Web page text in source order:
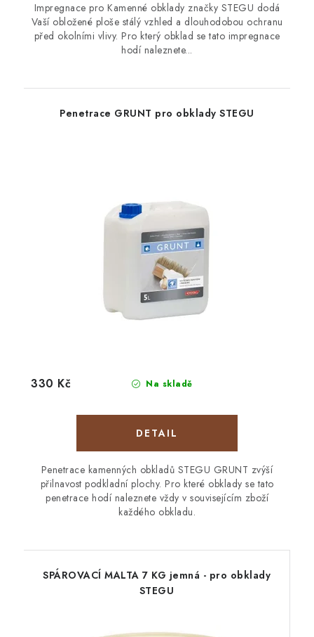
Impregnace pro Kamenné obklady značky STEGU dodá
Vaší obložené ploše stálý vzhled a dlouhodobou ochranu
před okolními vlivy. Pro který obklad se tato impregnace
hodí naleznete...
Penetrace GRUNT pro obklady STEGU
Na skladě
330 Kč
Penetrace kamenných obkladů STEGU GRUNT zvýší
přilnavost podkladní plochy. Pro které obklady se tato
penetrace hodí naleznete vždy v souvisejícím zboží
každého obkladu.
SPÁROVACÍ MALTA 7 KG jemná - pro obklady
STEGU